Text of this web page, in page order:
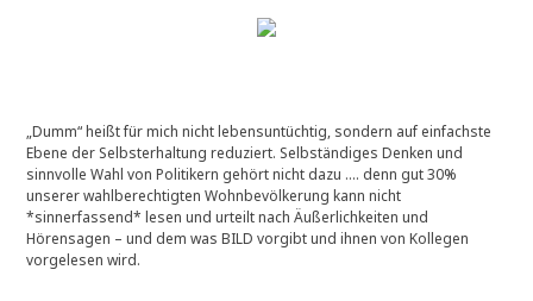
„Dumm“ heißt für mich nicht lebensuntüchtig, sondern auf einfachste
Ebene der Selbsterhaltung reduziert. Selbständiges Denken und
sinnvolle Wahl von Politikern gehört nicht dazu …. denn gut 30%
unserer wahlberechtigten Wohnbevölkerung kann nicht
*sinnerfassend* lesen und urteilt nach Äußerlichkeiten und
Hörensagen – und dem was BILD vorgibt und ihnen von Kollegen
vorgelesen wird.